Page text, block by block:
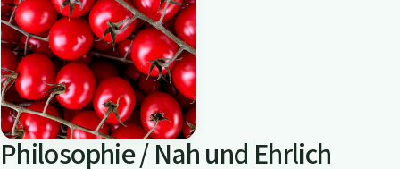
Philosophie / Nah und Ehrlich